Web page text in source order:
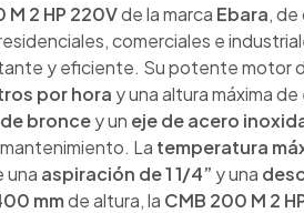
2 HP 220Vde la marca Ebara,
comerciales e
y eficiente. Su potente motor
por hora y una altura máxima
broncey un eje de acero
La temperatura
una aspiración de 1 1/4” y una
mmde altura, la CMB 200 M 2